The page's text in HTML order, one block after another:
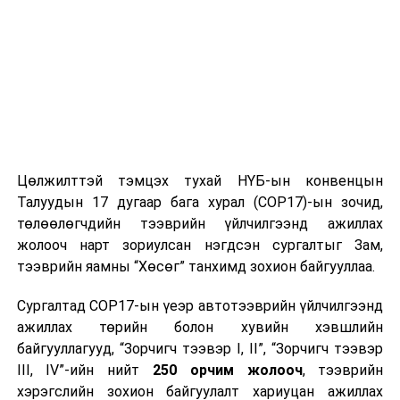
Хэнтийн уулархаг нутгаар, 26-нд төвийн аймгуудын
нутгийн зарим газраар, 27-нд Хэнтийн уулархаг
нутгаар бороо, дуу цахилгаантай аадар бороо орно.
Салхи ихэнх хугацаанд секундэд 5-10 метр, зарим
газраар борооны өмнө түр зуур ширүүснэ. Алтай,
голын эх, Хүрэнбэлчир орчим, Тэрэлж голын
хөндийгөөр шөнөдөө 3-8 хэм, өдөртөө 18-23 хэм,
Алтайн өвөр говиор шөнөдөө 19-24 хэм, өдөртөө 32-
37 хэм, Их нууруудын хотгор, говийн бүс нутгийн
өмнөд хэсгээр шөнөдөө 15-20 хэм, өдөртөө 28-33
Цөлжилттэй тэмцэх тухай НҮБ-ын конвенцын
Талуудын 17 дугаар бага хурал (COP17)-ын зочид,
төлөөлөгчдийн тээврийн үйлчилгээнд ажиллах
жолооч нарт зориулсан нэгдсэн сургалтыг Зам,
тээврийн яамны “Хөсөг” танхимд зохион байгууллаа.
Сургалтад COP17-ын үеэр автотээврийн үйлчилгээнд
ажиллах төрийн болон хувийн хэвшлийн
байгууллагууд, “Зорчигч тээвэр I, II”, “Зорчигч тээвэр
III, IV”-ийн нийт 250 орчим жолооч, тээврийн
хэрэгслийн зохион байгуулалт хариуцан ажиллах